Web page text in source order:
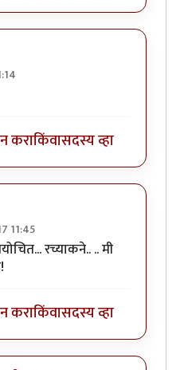
कराकिंवासदस्य व्हा
11:45
रच्याकने.. .. मी
कराकिंवासदस्य व्हा